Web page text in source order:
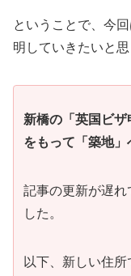
ということで、今
明していきたいと思
新橋の「英国ビ
をもって「築地
記事の更新が遅れ
した。
以下、新しい住所